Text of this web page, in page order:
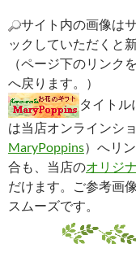
サイト内の画像は
ックしていただくと
（ページ下のリンク
へ戻ります。）
タイトル
は当店オンラインシ
MaryPoppins）へリ
合も、当店のオリジ
だけます。ご参考画
スムーズです。